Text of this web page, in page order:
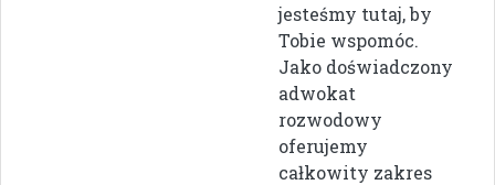
jesteśmy tutaj, by
Tobie wspomóc.
Jako doświadczony
adwokat
rozwodowy
oferujemy
całkowity zakres